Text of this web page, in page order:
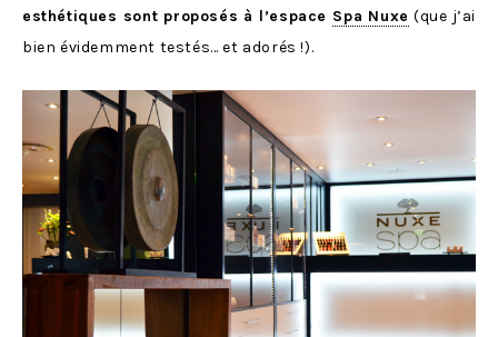
esthétiques sont proposés à l’espace Spa Nuxe (que j’ai
bien évidemment testés… et adorés !).